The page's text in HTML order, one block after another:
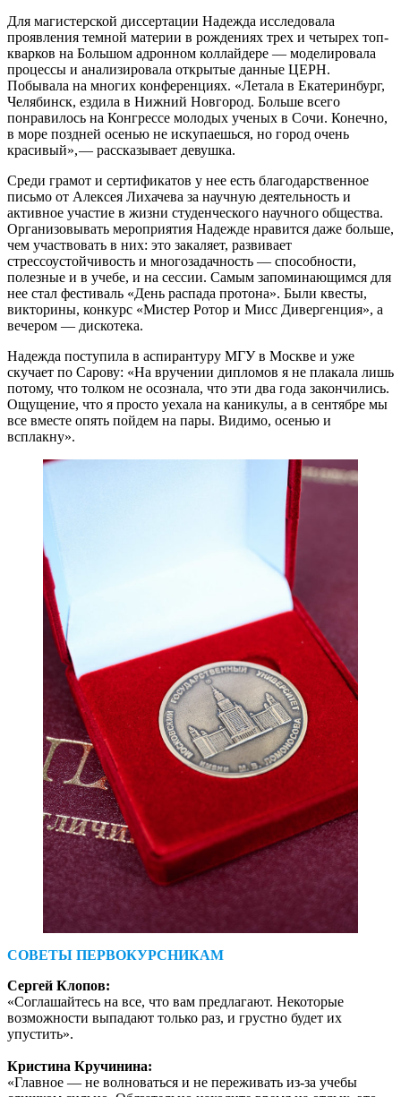
Для магистерской диссертации Надежда исследовала
проявления темной материи в рождениях трех и четырех топ-
кварков на Большом адронном коллайдере — ​моделировала
процессы и анализировала открытые данные ЦЕРН.
Побывала на многих конференциях. «Летала в Екатеринбург,
Челябинск, ездила в Нижний Новгород. Больше всего
понравилось на Конгрессе молодых ученых в Сочи. Конечно,
в море поздней осенью не искупаешься, но город очень
красивый», — ​рассказывает девушка.
Среди грамот и сертификатов у нее есть благодарственное
письмо от Алексея Лихачева за научную деятельность и
активное участие в жизни студенческого научного общества.
Организовывать мероприятия Надежде нравится даже больше,
чем участвовать в них: это закаляет, развивает
стрессоустойчивость и многозадачность — ​способности,
полезные и в учебе, и на сессии. Самым запоминающимся для
нее стал фестиваль «День распада протона». Были квесты,
викторины, конкурс «Мистер Ротор и Мисс Дивергенция», а
вечером — ​дискотека.
Надежда поступила в аспирантуру МГУ в Москве и уже
скучает по Сарову: «На вручении дипломов я не плакала лишь
потому, что толком не осознала, что эти два года закончились.
Ощущение, что я просто уехала на каникулы, а в сентябре мы
все вместе опять пойдем на пары. Видимо, осенью и
всплакну».
СОВЕТЫ ПЕРВОКУРСНИКАМ
Сергей Клопов:
«Соглашайтесь на все, что вам предлагают. Некоторые
возможности выпадают только раз, и грустно будет их
упустить».
Кристина Кручинина:
«Главное — ​не волноваться и не переживать из-за учебы